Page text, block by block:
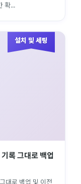
확...
설치 및 세팅
록 그대로 백업
대로 백업 및 이전